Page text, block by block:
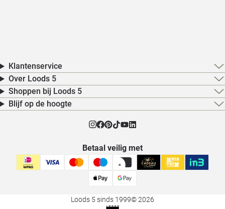
Klantenservice
Over Loods 5
Shoppen bij Loods 5
Blijf op de hoogte
Betaal veilig met
Loods 5 sinds 1999© 2026